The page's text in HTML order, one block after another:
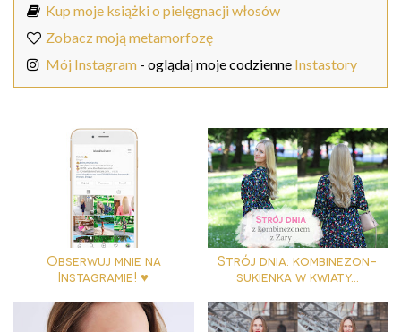
Kup moje książki o pielęgnacji włosów
Zobacz moją metamorfozę
Mój Instagram - oglądaj moje codzienne Instastory
Obserwuj mnie na
Instagramie! ♥
Strój dnia: kombinezon-
sukienka w kwiaty...